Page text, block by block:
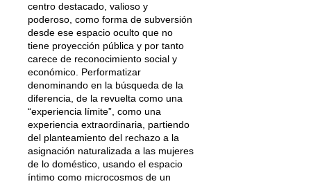
centro destacado, valioso y
poderoso, como forma de subversión
desde ese espacio oculto que no
tiene proyección pública y por tanto
carece de reconocimiento social y
económico. Performatizar
denominando en la búsqueda de la
diferencia, de la revuelta como una
“experiencia límite”, como una
experiencia extraordinaria, partiendo
del planteamiento del rechazo a la
asignación naturalizada a las mujeres
de lo doméstico, usando el espacio
íntimo como microcosmos de un